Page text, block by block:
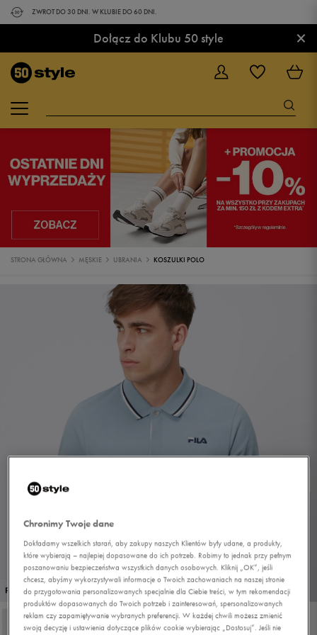
ZWROT DO 30 DNI. W KLUBIE DO 60 DNI.
Dołącz do Klubu 50 style ×
STRONA GŁÓWNA MĘSKIE UBRANIA KOSZULKI POLO
PROMO: DO -30% 1/4
Chronimy Twoje dane
Dokładamy wszelkich starań, aby zakupy naszych Klientów były udane, a produkty,
które wybierają – najlepiej dopasowane do ich potrzeb. Robimy to jednak przy pełnym
poszanowaniu bezpieczeństwa wszystkich danych osobowych. Kliknij „OK”, jeśli
chcesz, abyśmy wykorzystywali informacje o Twoich zachowaniach na naszej stronie
do przygotowania personalizowanych specjalnie dla Ciebie treści, w tym rekomendacji
produktów dopasowanych do Twoich potrzeb i zainteresowań, spersonalizowanych
reklam czy zapamiętywanie wybranych preferencji. W każdej chwili możesz zmienić
swoją decyzję i ustawienia dotyczące plików cookie wybierając „Dostosuj”. Jeśli nie